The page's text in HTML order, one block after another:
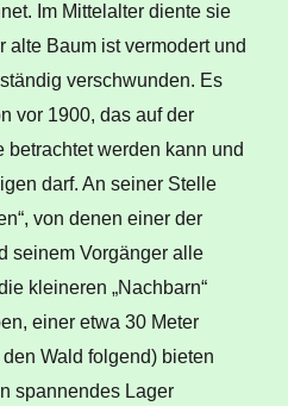
Im Mittelalter diente sie
alte Baum ist vermodert und
verschwunden. Es
vor 1900, das auf der
betrachtet werden kann und
darf. An seiner Stelle
von denen einer der
seinem Vorgänger alle
kleineren „Nachbarn“
einer etwa 30 Meter
Wald folgend) bieten
spannendes Lager